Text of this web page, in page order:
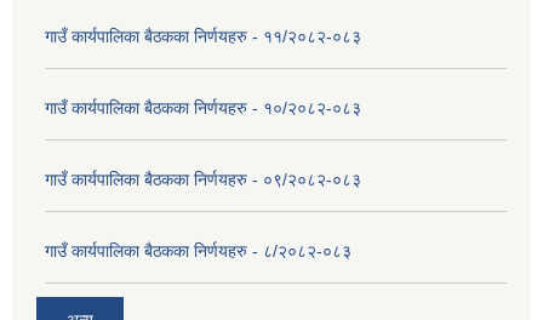
गाउँ कार्यपालिका बैठकका निर्णयहरु - ११/२०८२-०८३
गाउँ कार्यपालिका बैठकका निर्णयहरु - १०/२०८२-०८३
गाउँ कार्यपालिका बैठकका निर्णयहरु - ०९/२०८२-०८३
गाउँ कार्यपालिका बैठकका निर्णयहरु - ८/२०८२-०८३